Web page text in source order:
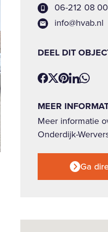
06-212 08
info@hvab.nl
DEEL DIT
MEER
Meer informatie
Onderdijk-
Ga